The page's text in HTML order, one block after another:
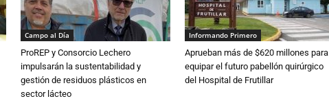
Campo al Día
ProREP y Consorcio Lechero
impulsarán la sustentabilidad y
gestión de residuos plásticos en
sector lácteo
Informando Primero
Aprueban más de $620 millones para
equipar el futuro pabellón quirúrgico
del Hospital de Frutillar